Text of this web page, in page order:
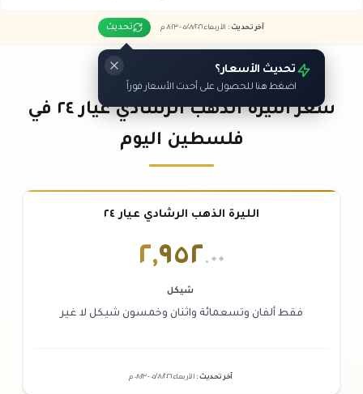
آخر تحديث : الأربعاء ٠٥ /٠٨/٢٠٢٦ - ٠٨:٢٣ م تحديث
تحديث الأسعار؟
اضغط هنا للحصول على أحدث الأسعار فوراً
سعر الليرة الذهب الرشادي عيار ٢٤ في
فلسطين اليوم
الليرة الذهب الرشادي عيار ٢٤
٢,٩٥٢.٠٠
شيكل
فقط ألفان وتسعمائة واثنان وخمسون شيكل لا غير
آخر تحديث : الأربعاء ٠٥ /٠٨/٢٠٢٦ - ٠٨:٢٣م